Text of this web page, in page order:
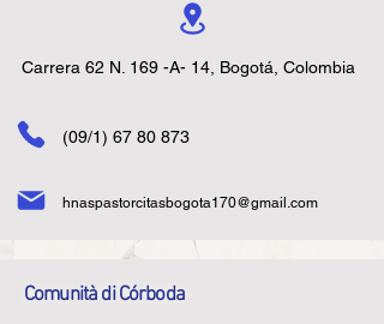
Carrera 62 N. 169 -A- 14, Bogotá, Colombia
(09/1) 67 80 873
hnaspastorcitasbogota170@gmail.com
Comunità di Córboda